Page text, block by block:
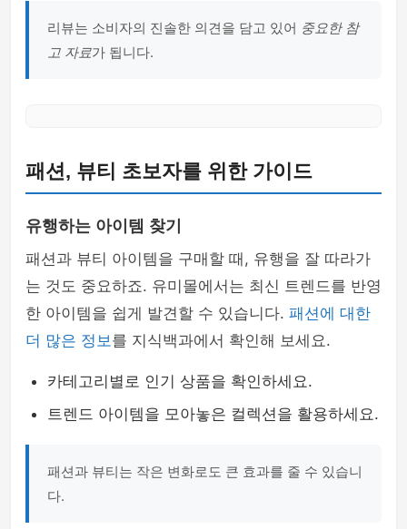
리뷰는 소비자의 진솔한 의견을 담고 있어 중요한 참
고 자료가 됩니다.
패션, 뷰티 초보자를 위한 가이드
유행하는 아이템 찾기
패션과 뷰티 아이템을 구매할 때, 유행을 잘 따라가
는 것도 중요하죠. 유미몰에서는 최신 트렌드를 반영
한 아이템을 쉽게 발견할 수 있습니다. 패션에 대한
더 많은 정보를 지식백과에서 확인해 보세요.
카테고리별로 인기 상품을 확인하세요.
트렌드 아이템을 모아놓은 컬렉션을 활용하세요.
패션과 뷰티는 작은 변화로도 큰 효과를 줄 수 있습니
다.